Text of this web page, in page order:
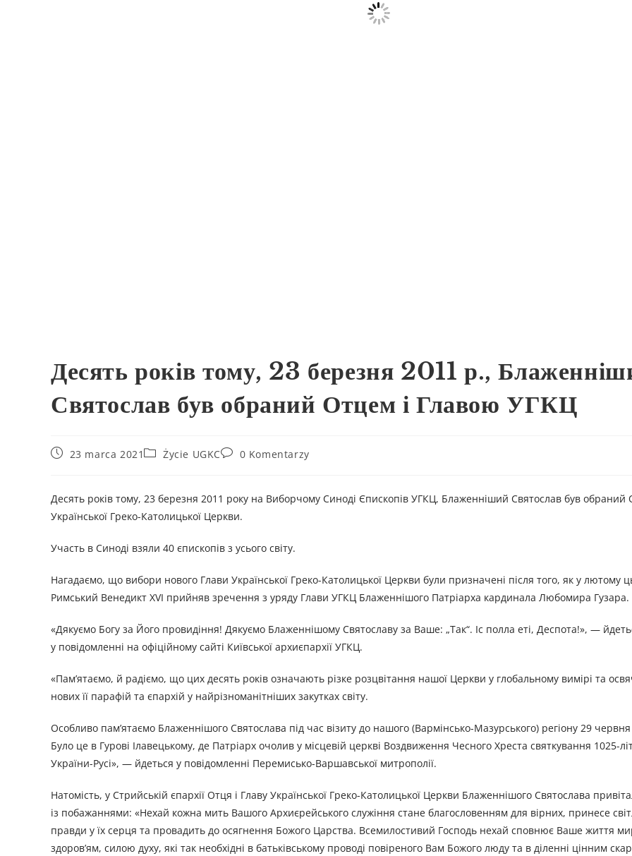
Десять років тому, 23 березня 2011 р.,
Святослав був обраний Отцем і Главою УГКЦ
23 marca 2021 Życie UGKC 0 Komentarzy
Десять років тому, 23 березня 2011 року на Виборчому Синоді Єпископів УГКЦ, Блаженніший Святослав був обраний
Української Греко-Католицької Церкви.
Участь в Синоді взяли 40 єпископів з усього світу.
Нагадаємо, що вибори нового Глави Української Греко-Католицької Церкви були призначені після того, як у лютому
Римський Венедикт XVI прийняв зречення з уряду Глави УГКЦ Блаженнішого Патріарха кардинала Любомира Гузара.
«Дякуємо Богу за Його провидіння! Дякуємо Блаженнішому Святославу за Ваше: „Так“. Іс полла еті, Деспота!», —
у повідомленні на офіційному сайті Київської архиєпархії УГКЦ.
«Пам’ятаємо, й радіємо, що цих десять років означають різке розцвітання нашої Церкви у глобальному вимірі та
нових її парафій та єпархій у найрізноманітніших закутках світу.
Особливо пам’ятаємо Блаженнішого Святослава під час візиту до нашого (Вармінсько-Мазурського) регіону 29
Було це в Гурові Ілавецькому, де Патріарх очолив у місцевій церкві Воздвиження Чесного Хреста святкування 1025-
України-Русі», — йдеться у повідомленні Перемисько-Варшавської митрополії.
Натомість, у Стрийській єпархії Отця і Главу Української Греко-Католицької Церкви Блаженнішого Святослава
із побажаннями: «Нехай кожна мить Вашого Архиєрейського служіння стане благословенням для вірних, принесе
правди у їх серця та провадить до осягнення Божого Царства. Всемилостивий Господь нехай сповнює Ваше життя
здоров’ям, силою духу, які так необхідні в батьківському проводі повіреного Вам Божого люду та в діленні цінним